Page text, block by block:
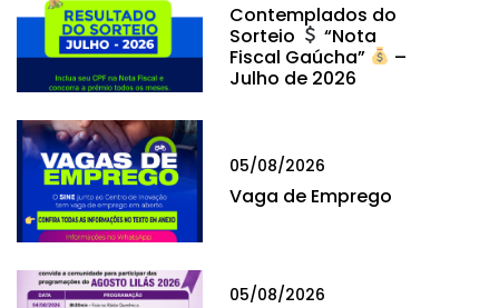
Contemplados do
Sorteio
“Nota
Fiscal Gaúcha”
–
Julho de 2026
05/08/2026
Vaga de Emprego
05/08/2026